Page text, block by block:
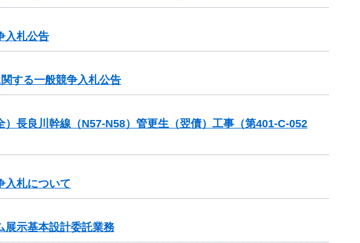
入札公告
する一般競争入札公告
長良川幹線（N57-N58）管更生（翌債）工事（第401-C-052
入札について
展示基本設計委託業務